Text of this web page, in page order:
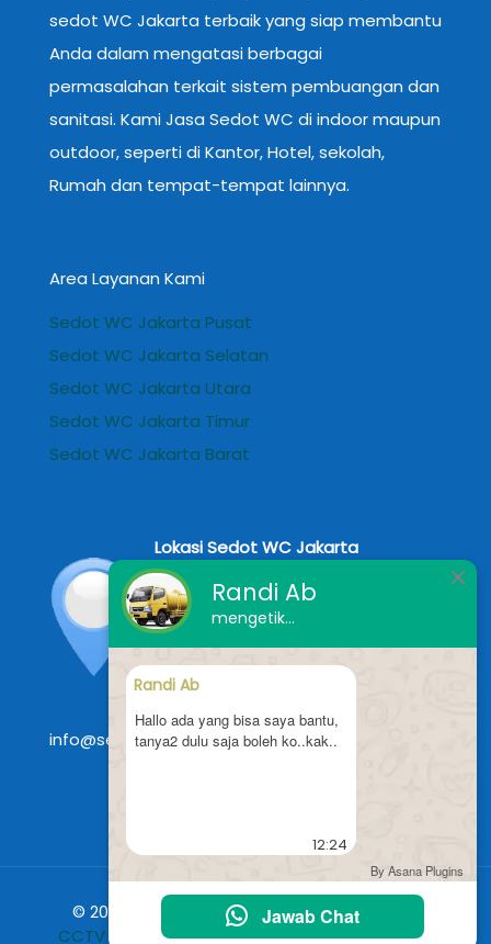
sedot WC Jakarta terbaik yang siap membantu
Anda dalam mengatasi berbagai
permasalahan terkait sistem pembuangan dan
sanitasi. Kami Jasa Sedot WC di indoor maupun
outdoor, seperti di Kantor, Hotel, sekolah,
Rumah dan tempat-tempat lainnya.
Area Layanan Kami
Sedot WC Jakarta Pusat
Sedot WC Jakarta Selatan
Sedot WC Jakarta Utara
Sedot WC Jakarta Timur
Sedot WC Jakarta Barat
Lokasi Sedot WC Jakarta
Jln Pondok Kelapa Raya, Blok G1 No
3A Pondok Kelapa, Duren Sawit,
info@sedotwc-jakarta.id
© 2024 Jasa Pasang CCTV|Harga Pasang
CCTVMurah Terbaru 2024 Jakarta Harga Jasa
Randi Ab
mengetik...
Randi Ab
Hallo ada yang bisa saya bantu,
tanya2 dulu saja boleh ko..kak..
12:24
By Asana Plugins
Jawab Chat